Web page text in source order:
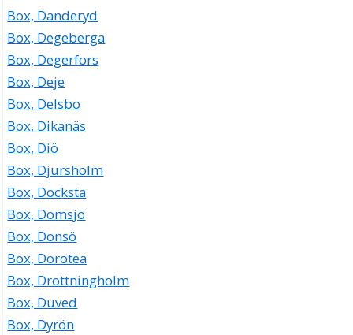
Box, Danderyd
Box, Degeberga
Box, Degerfors
Box, Deje
Box, Delsbo
Box, Dikanäs
Box, Diö
Box, Djursholm
Box, Docksta
Box, Domsjö
Box, Donsö
Box, Dorotea
Box, Drottningholm
Box, Duved
Box, Dyrön